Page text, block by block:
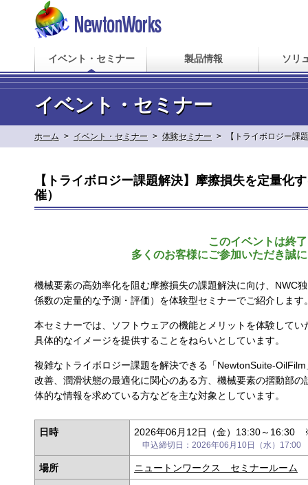
イベント・セミナー 製品情報 ソリ
イベント・セミナー
ホーム > イベント・セミナー > 体験セミナー > 【トライボロジー課
【トライボロジー課題解決】摩擦損失を定量化
催）
このイベントは終
多くのお客様にご参加いただき誠
機械要素の高効率化を阻む摩擦損失の課題解決に向け、NWC
係数の定量的な予測・評価）を体験型セミナーでご紹介します
本セミナーでは、ソフトウェアの機能とメリットを体験して
具体的なイメージを提供することをねらいとしています。
複雑なトライボロジー課題を解決できる「NewtonSuite-
改善、潤滑状態の最適化に関心のある方、機械要素の摺動部
体的な情報を求めている方などを主な対象としています。
日時 2026年06月12日（金）13:30～16:30
申込締切日：2026年06月10日（水）17:00
場所 ニュートンワークス セミナールーム